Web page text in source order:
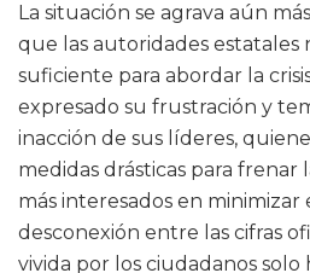
La situación se agrava aún
que las autoridades estatales
suficiente para abordar la
expresado su frustración y
inacción de sus líderes,
medidas drásticas para frenar
más interesados en minimizar
desconexión entre las cifras
vivida por los ciudadanos